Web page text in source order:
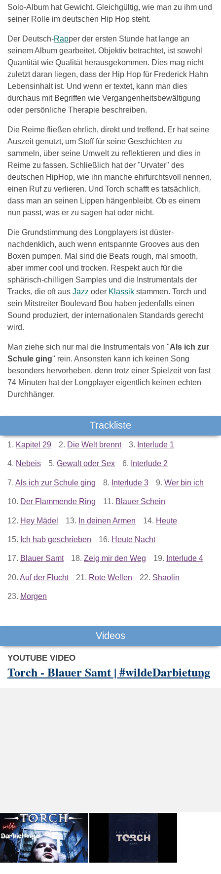
Solo-Album hat Gewicht. Gleichgültig, wie man zu ihm und
seiner Rolle im deutschen Hip Hop steht.
Der Deutsch-Rapper der ersten Stunde hat lange an
seinem Album gearbeitet. Objektiv betrachtet, ist sowohl
Quantität wie Qualität herausgekommen. Dies mag nicht
zuletzt daran liegen, dass der Hip Hop für Frederick Hahn
Lebensinhalt ist. Und wenn er textet, kann man dies
durchaus mit Begriffen wie Vergangenheitsbewältigung
oder persönliche Therapie beschreiben.
Die Reime fließen ehrlich, direkt und treffend. Er hat seine
Auszeit genutzt, um Stoff für seine Geschichten zu
sammeln, über seine Umwelt zu reflektieren und dies in
Reime zu fassen. Schließlich hat der "Urvater" des
deutschen HipHop, wie ihn manche ehrfurchtsvoll nennen,
einen Ruf zu verlieren. Und Torch schafft es tatsächlich,
dass man an seinen Lippen hängenbleibt. Ob es einem
nun passt, was er zu sagen hat oder nicht.
Die Grundstimmung des Longplayers ist düster-
nachdenklich, auch wenn entspannte Grooves aus den
Boxen pumpen. Mal sind die Beats rough, mal smooth,
aber immer cool und trocken. Respekt auch für die
sphärisch-chilligen Samples und die Instrumentals der
Tracks, die oft aus Jazz oder Klassik stammen. Torch und
sein Mitstreiter Boulevard Bou haben jedenfalls einen
Sound produziert, der internationalen Standards gerecht
wird.
Man ziehe sich nur mal die Instrumentals von "Als ich zur
Schule ging" rein. Ansonsten kann ich keinen Song
besonders hervorheben, denn trotz einer Spielzeit von fast
74 Minuten hat der Longplayer eigentlich keinen echten
Durchhänger.
Trackliste
1. Kapitel 29 2. Die Welt brennt 3. Interlude 1
4. Nebeis 5. Gewalt oder Sex 6. Interlude 2
7. Als ich zur Schule ging 8. Interlude 3 9. Wer bin ich
10. Der Flammende Ring 11. Blauer Schein
12. Hey Mädel 13. In deinen Armen 14. Heute
15. Ich hab geschrieben 16. Heute Nacht
17. Blauer Samt 18. Zeig mir den Weg 19. Interlude 4
20. Auf der Flucht 21. Rote Wellen 22. Shaolin
23. Morgen
Videos
YOUTUBE VIDEO
Torch - Blauer Samt | #wildeDarbietung